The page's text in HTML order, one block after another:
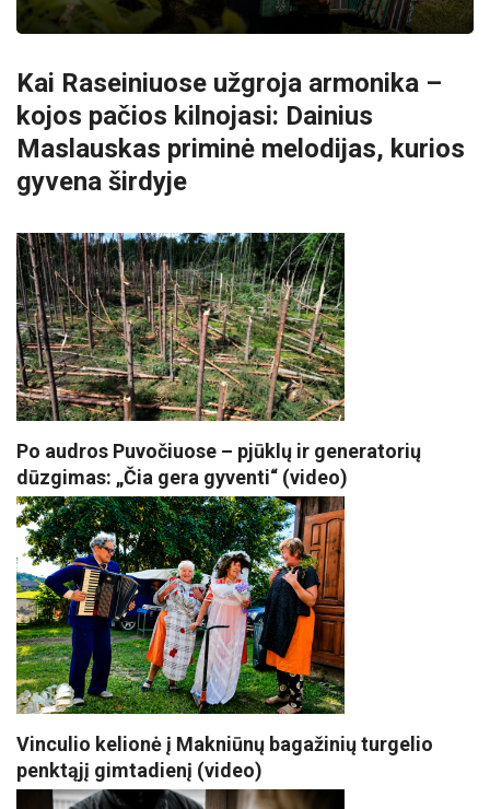
Kai Raseiniuose užgroja armonika –
kojos pačios kilnojasi: Dainius
Maslauskas priminė melodijas, kurios
gyvena širdyje
Po audros Puvočiuose – pjūklų ir generatorių
dūzgimas: „Čia gera gyventi“ (video)
Vinculio kelionė į Makniūnų bagažinių turgelio
penktąjį gimtadienį (video)